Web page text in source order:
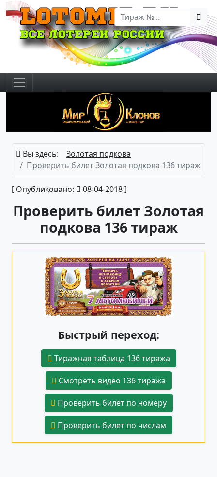
Вы здесь:
Золотая подкова
Проверить билет Золотая подкова 136 тираж
[ Опубликовано: 08-04-2018 ]
Проверить билет Золотая
подкова 136 тираж
Быстрый переход:
Тиражная таблица 136 тиража
Смотреть видео 136 тиража
Проверить билет по номеру
Проверить билет по числам